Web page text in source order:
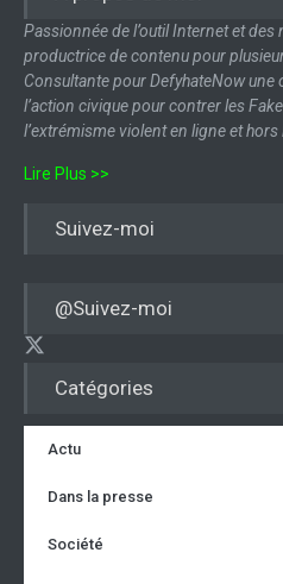
Catégories
Actu
Dans la presse
Société
Passionnée de l’outil Internet et
productrice de contenu pour
Consultante pour DefyhateNow
l’action civique pour contrer les
l’extrémisme violent en ligne et hors
Lire Plus >>
Suivez-moi
@Suivez-moi